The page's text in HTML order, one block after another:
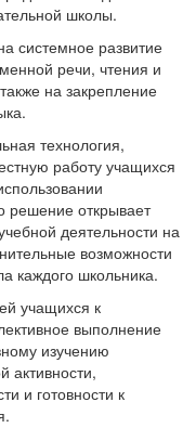
школы.
системное развитие
речи, чтения и
на закрепление
технология,
работу учащихся
решение открывает
деятельности на
возможности
каждого школьника.
учащихся к
выполнение
изучению
активности,
и готовности к